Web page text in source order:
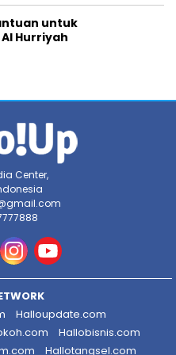
untuk
Hurriyah
Center,
Halloupdate.com
Hallobisnis.com
Hallotangsel.com